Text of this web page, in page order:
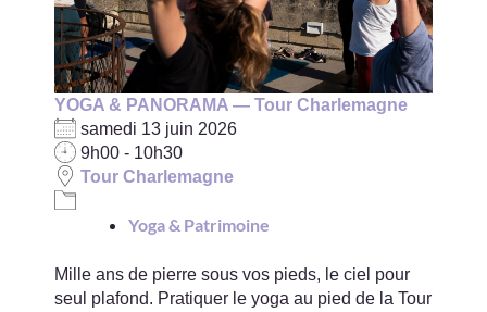
YOGA & PANORAMA — Tour Charlemagne
samedi 13 juin 2026
9h00 - 10h30
Tour Charlemagne
Yoga & Patrimoine
Mille ans de pierre sous vos pieds, le ciel pour
seul plafond. Pratiquer le yoga au pied de la Tour